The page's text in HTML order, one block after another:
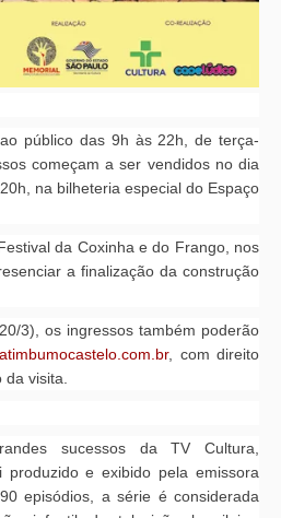
público das 9h às 22h, de terça-
começam a ser vendidos no dia
na bilheteria especial do Espaço
da Coxinha e do Frango, nos
a finalização da construção
3), os ingressos também poderão
, com direito
visita.
sucessos da TV Cultura,
produzido e exibido pela emissora
episódios, a série é considerada